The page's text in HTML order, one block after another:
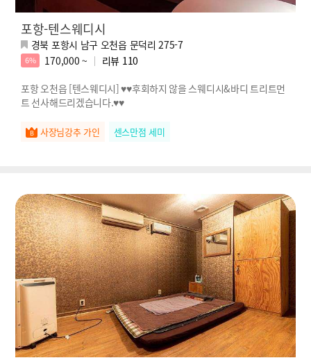
포항-텐스웨디시
경북 포항시 남구 오천읍 문덕리 275-7
6% 170,000 ~ 리뷰 110
포항 오천읍 [텐스웨디시] ♥♥후회하지 않을 스웨디시&바디 트리트먼
트 선사해드리겠습니다.♥♥
사장님강추 가인 센스만점 세미